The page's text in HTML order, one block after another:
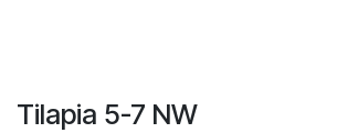
Tilapia 5-7 NW